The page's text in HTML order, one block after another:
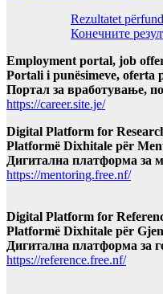
Rezultatet
Конечните
Employment portal, job
Portali i punësimeve, oferta
Портал за вработување,
https://career.site.je/
Digital Platform for
Platformë Dixhitale për
Дигитална платформа за
https://mentoring.free.nf/
Digital Platform for
Platformë Dixhitale për
Дигитална платформа за
https://reference.free.nf/